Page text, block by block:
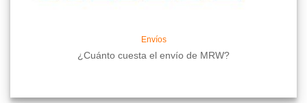
Envíos
¿Cuánto cuesta el envío de MRW?